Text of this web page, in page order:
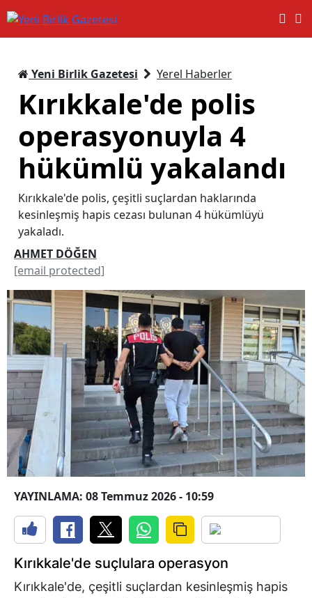
Yeni Birlik Gazetesi Yerel Haberler
Kırıkkale'de polis
operasyonuyla 4
hükümlü yakalandı
Kırıkkale'de polis, çeşitli suçlardan haklarında
kesinleşmiş hapis cezası bulunan 4 hükümlüyü
yakaladı.
AHMET DÖĞEN
[email protected]
YAYINLAMA: 08 Temmuz 2026 - 10:59
Kırıkkale'de suçlulara operasyon
Kırıkkale'de, çeşitli suçlardan kesinleşmiş hapis